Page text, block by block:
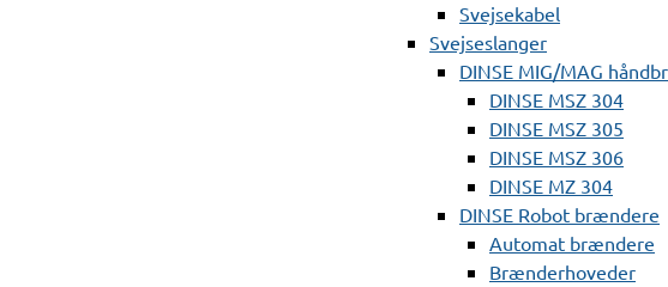
Svejsekabel
Svejseslanger
DINSE MIG/MAG
DINSE MSZ 304
DINSE MSZ 305
DINSE MSZ 306
DINSE MZ 304
DINSE Robot brændere
Automat brændere
Brænderhoveder